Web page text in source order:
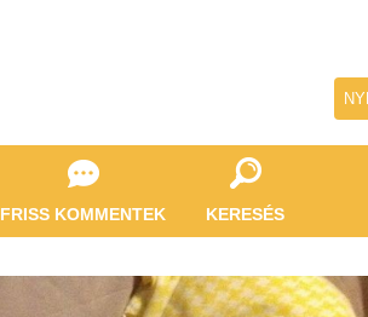
FRISS KOMMENTEK KERESÉS